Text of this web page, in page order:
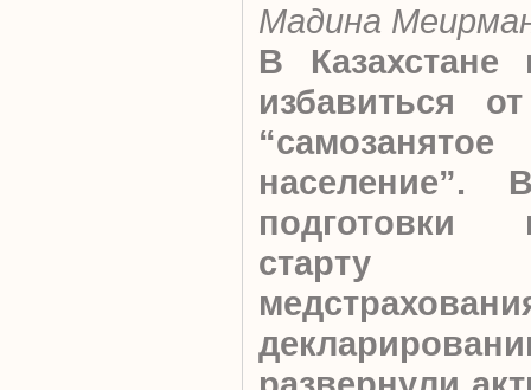
Мадина
В Казахстане
избавиться
“самозанятое
население”.
подготовки
старту